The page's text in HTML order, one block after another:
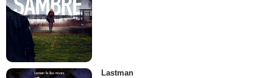
Lastman